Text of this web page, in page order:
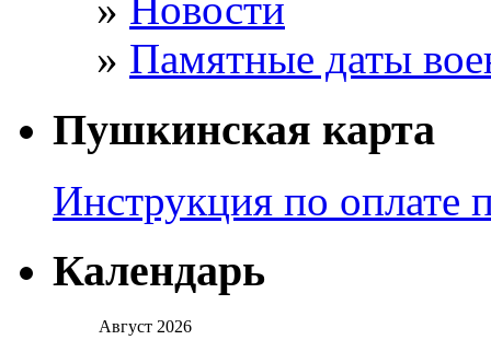
Новости
Памятные даты
Пушкинская карта
Инструкция по оплате
Календарь
Август 2026